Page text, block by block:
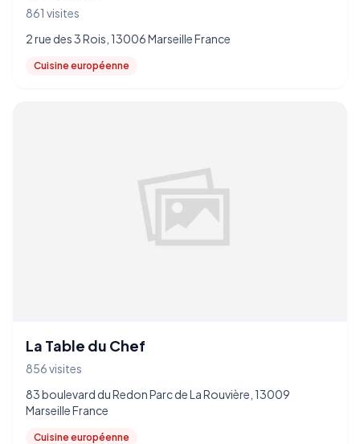
861 visites
2 rue des 3 Rois, 13006 Marseille France
Cuisine européenne
La Table du Chef
856 visites
83 boulevard du Redon Parc de La Rouvière, 13009
Marseille France
Cuisine européenne